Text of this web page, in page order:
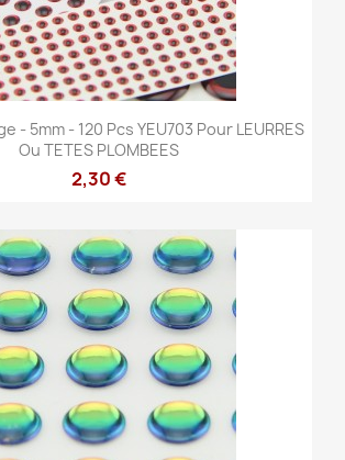
- 5mm - 120 Pcs YEU703 Pour LEURRES
Ou TETES PLOMBEES
2,30 €